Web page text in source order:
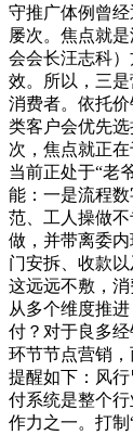
守推广体例曾
屡次。焦点就
会会长汪志科
效。所以，三
消费者。依托
类客户会优先选
次，焦点就正
当前正处于“老
能：一是流程
范、工人操做
做，并带离委
门安拆、收款
这远远不敷，
从多个维度推
付？对于良多
环节节点营销
提醒如下：风
付系统是整个
作力之一。打